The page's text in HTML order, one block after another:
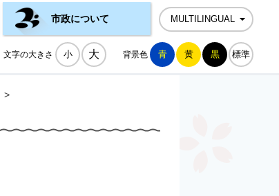
市政について MULTILINGUAL
文字の大きさ 小 大 背景色 青 黄 黒 標準
>